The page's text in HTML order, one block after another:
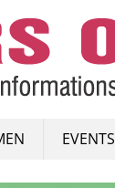
EVENTS